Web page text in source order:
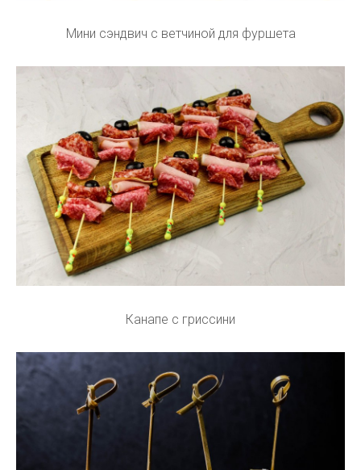
Мини сэндвич с ветчиной для фуршета
Канапе с гриссини